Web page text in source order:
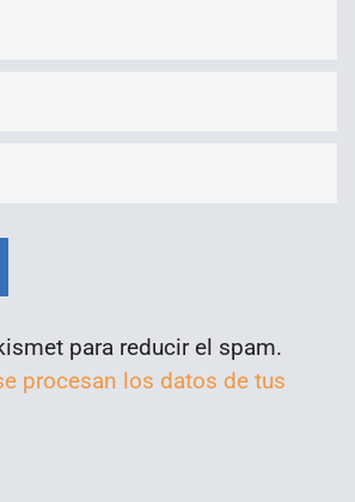
para reducir el spam.
procesan los datos de tus